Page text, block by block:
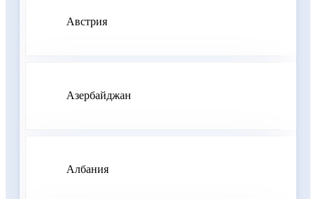
Австрия
Азербайджан
Албания